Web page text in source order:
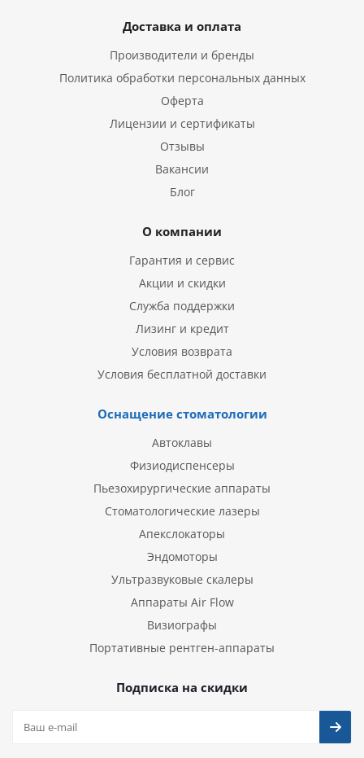
Доставка и оплата
Производители и бренды
Политика обработки персональных данных
Оферта
Лицензии и сертификаты
Отзывы
Вакансии
Блог
О компании
Гарантия и сервис
Акции и скидки
Служба поддержки
Лизинг и кредит
Условия возврата
Условия бесплатной доставки
Оснащение стоматологии
Автоклавы
Физиодиспенсеры
Пьезохирургические аппараты
Стоматологические лазеры
Апекслокаторы
Эндомоторы
Ультразвуковые скалеры
Аппараты Air Flow
Визиографы
Портативные рентген-аппараты
Подписка на скидки